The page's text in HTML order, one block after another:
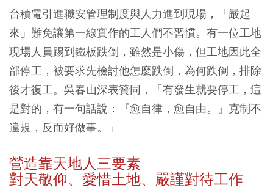
台積電引進職安管理制度與人力進到現場，「嚴起
來」難免讓第一線實作的工人們不習慣。有一位工地
現場人員踢到鐵板跌倒，雖然是小傷，但工地因此全
部停工，被要求先檢討他怎麼跌倒，為何跌倒，排除
後才復工。吳春山深表贊同，「有發生就要停工，這
是對的，有一句話說：『愈自律，愈自由。』克制不
違規，反而好做事。」
營造靠天地人三要素
對天敬仰、愛惜土地、嚴謹對待工作